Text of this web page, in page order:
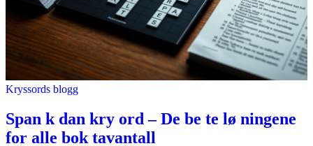
Kryssords blogg
Span k dan kry ord – De be te lø ningene
for alle bok tavantall